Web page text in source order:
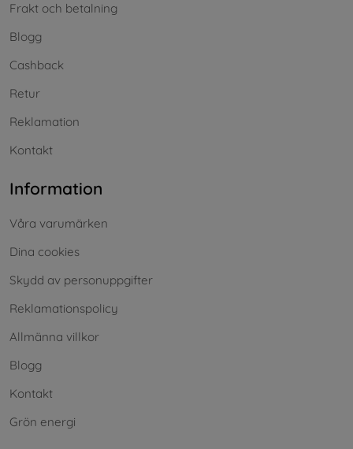
Frakt och betalning
Blogg
Cashback
Retur
Reklamation
Kontakt
Information
Våra varumärken
Dina cookies
Skydd av personuppgifter
Reklamationspolicy
Allmänna villkor
Blogg
Kontakt
Grön energi